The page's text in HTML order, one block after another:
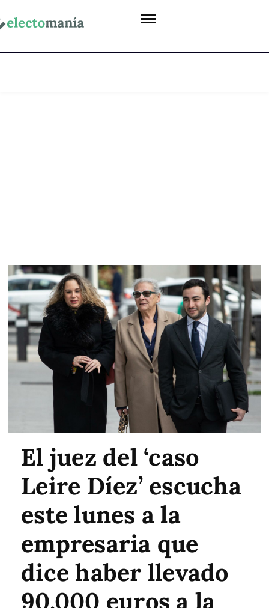
El juez del ‘caso
Leire Díez’ escucha
este lunes a la
empresaria que
dice haber llevado
90.000 euros a la